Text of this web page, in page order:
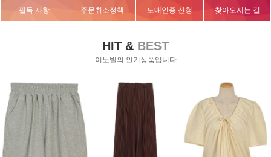
필독 사항 주문취소정책 도매인증 신청 찾아오시는 길
HIT & BEST
이노빌의 인기상품입니다